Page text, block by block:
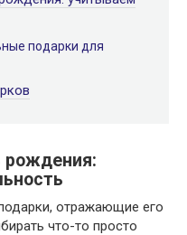
подарки для
рождения:
отражающие его
что-то просто